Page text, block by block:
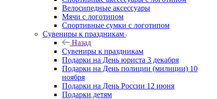
Велосипедные аксессуары
Мячи с логотипом
Спортивные сумки с логотипом
Сувениры к праздникам
Назад
Сувениры к праздникам
Подарки на День юриста 3 декабря
Подарки на День полиции (милиции) 10
ноября
Подарки на День России 12 июня
Подарки детям